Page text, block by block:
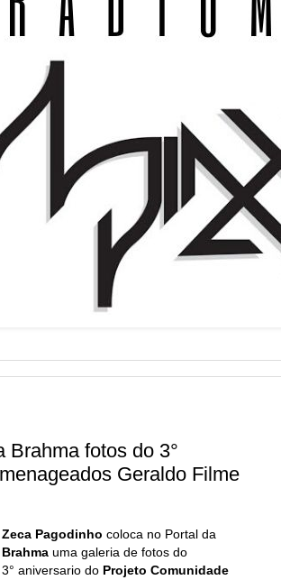
Brahma fotos do 3°
Geraldo Filme
Zeca Pagodinho coloca no Portal da
Brahma uma galeria de fotos do
3° aniversario do Projeto Comunidade